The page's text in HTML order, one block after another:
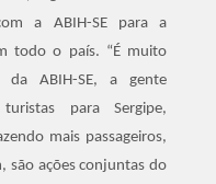
a ABIH-SE para a
todo o país. “É muito
da ABIH-SE, a gente
para Sergipe,
mais passageiros,
são ações conjuntas do